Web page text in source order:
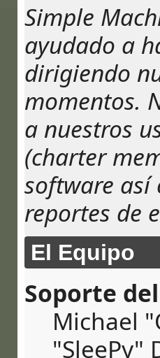
Simple
ayudado a
dirigiendo
momentos.
a nuestros
(charter
software así
reportes de
El Equipo
Soporte
Michael
"SleePy"